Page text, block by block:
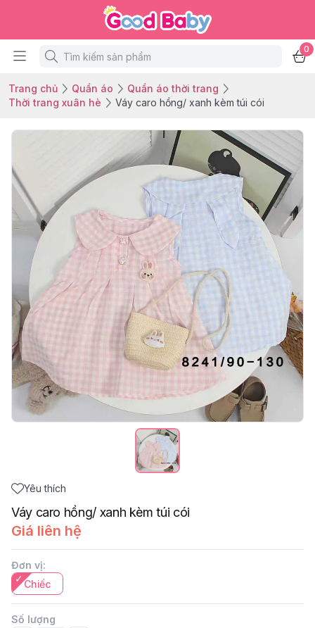
0
Trang chủ Quần áo
Quần áo thời trang
Thời trang xuân hè
Váy caro hồng/ xanh kèm túi cói
Yêu thích
Váy caro hồng/ xanh kèm túi cói
Giá liên hệ
Đơn vị:
Chiếc
Số lượng